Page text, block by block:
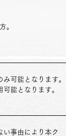
。
可能となります。
能となります。
い事由により本ク